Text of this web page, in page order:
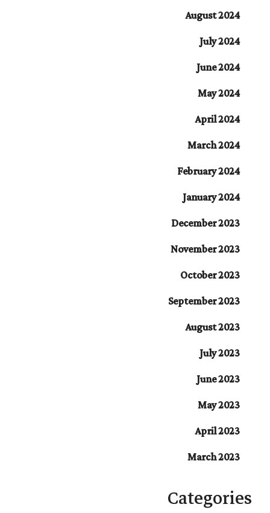
August 2024
July 2024
June 2024
May 2024
April 2024
March 2024
February 2024
January 2024
December 2023
November 2023
October 2023
September 2023
August 2023
July 2023
June 2023
May 2023
April 2023
March 2023
Categories